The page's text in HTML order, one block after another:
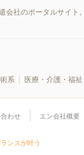
社のポータルサイト
系 医療・介護・福
わせ エン会社概要
ンスが叶う